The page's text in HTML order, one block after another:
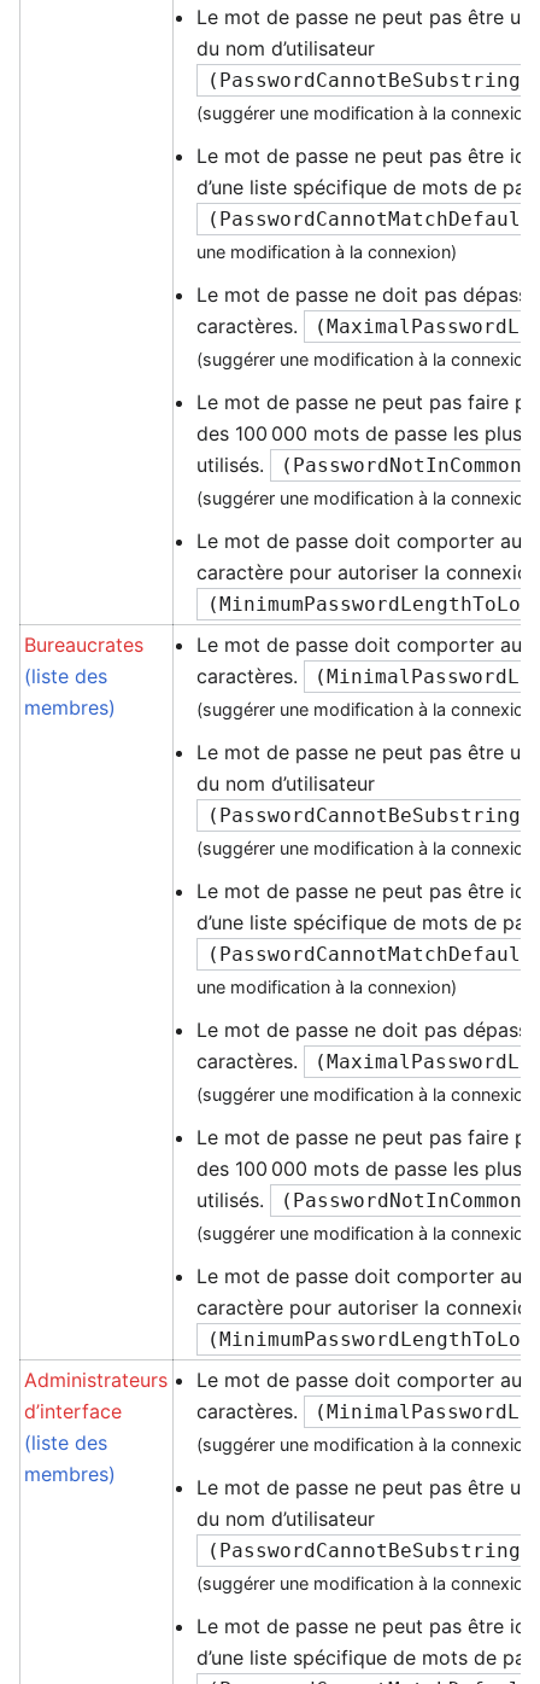
Le mot de passe ne peut pas être
du nom d’utilisateur
(
(suggérer une modification à la connexion)
Le mot de passe ne peut pas être
d’une liste spécifique de mots de
(
une modification à la connexion)
Le mot de passe ne doit pas
caractères.
(
(suggérer une modification à la connexion)
Le mot de passe ne peut pas faire
des 100 000 mots de passe les plus
utilisés.
(
(suggérer une modification à la connexion)
Le mot de passe doit comporter au
caractère pour autoriser la connexion
(
Bureaucrates
(liste des
membres)
Le mot de passe doit comporter au
caractères.
(
(suggérer une modification à la connexion)
Le mot de passe ne peut pas être
du nom d’utilisateur
(
(suggérer une modification à la connexion)
Le mot de passe ne peut pas être
d’une liste spécifique de mots de
(
une modification à la connexion)
Le mot de passe ne doit pas
caractères.
(
(suggérer une modification à la connexion)
Le mot de passe ne peut pas faire
des 100 000 mots de passe les plus
utilisés.
(
(suggérer une modification à la connexion)
Le mot de passe doit comporter au
caractère pour autoriser la connexion
(
Administrateurs
d’interface
(liste des
membres)
Le mot de passe doit comporter au
caractères.
(
(suggérer une modification à la connexion)
Le mot de passe ne peut pas être
du nom d’utilisateur
(
(suggérer une modification à la connexion)
Le mot de passe ne peut pas être
d’une liste spécifique de mots de